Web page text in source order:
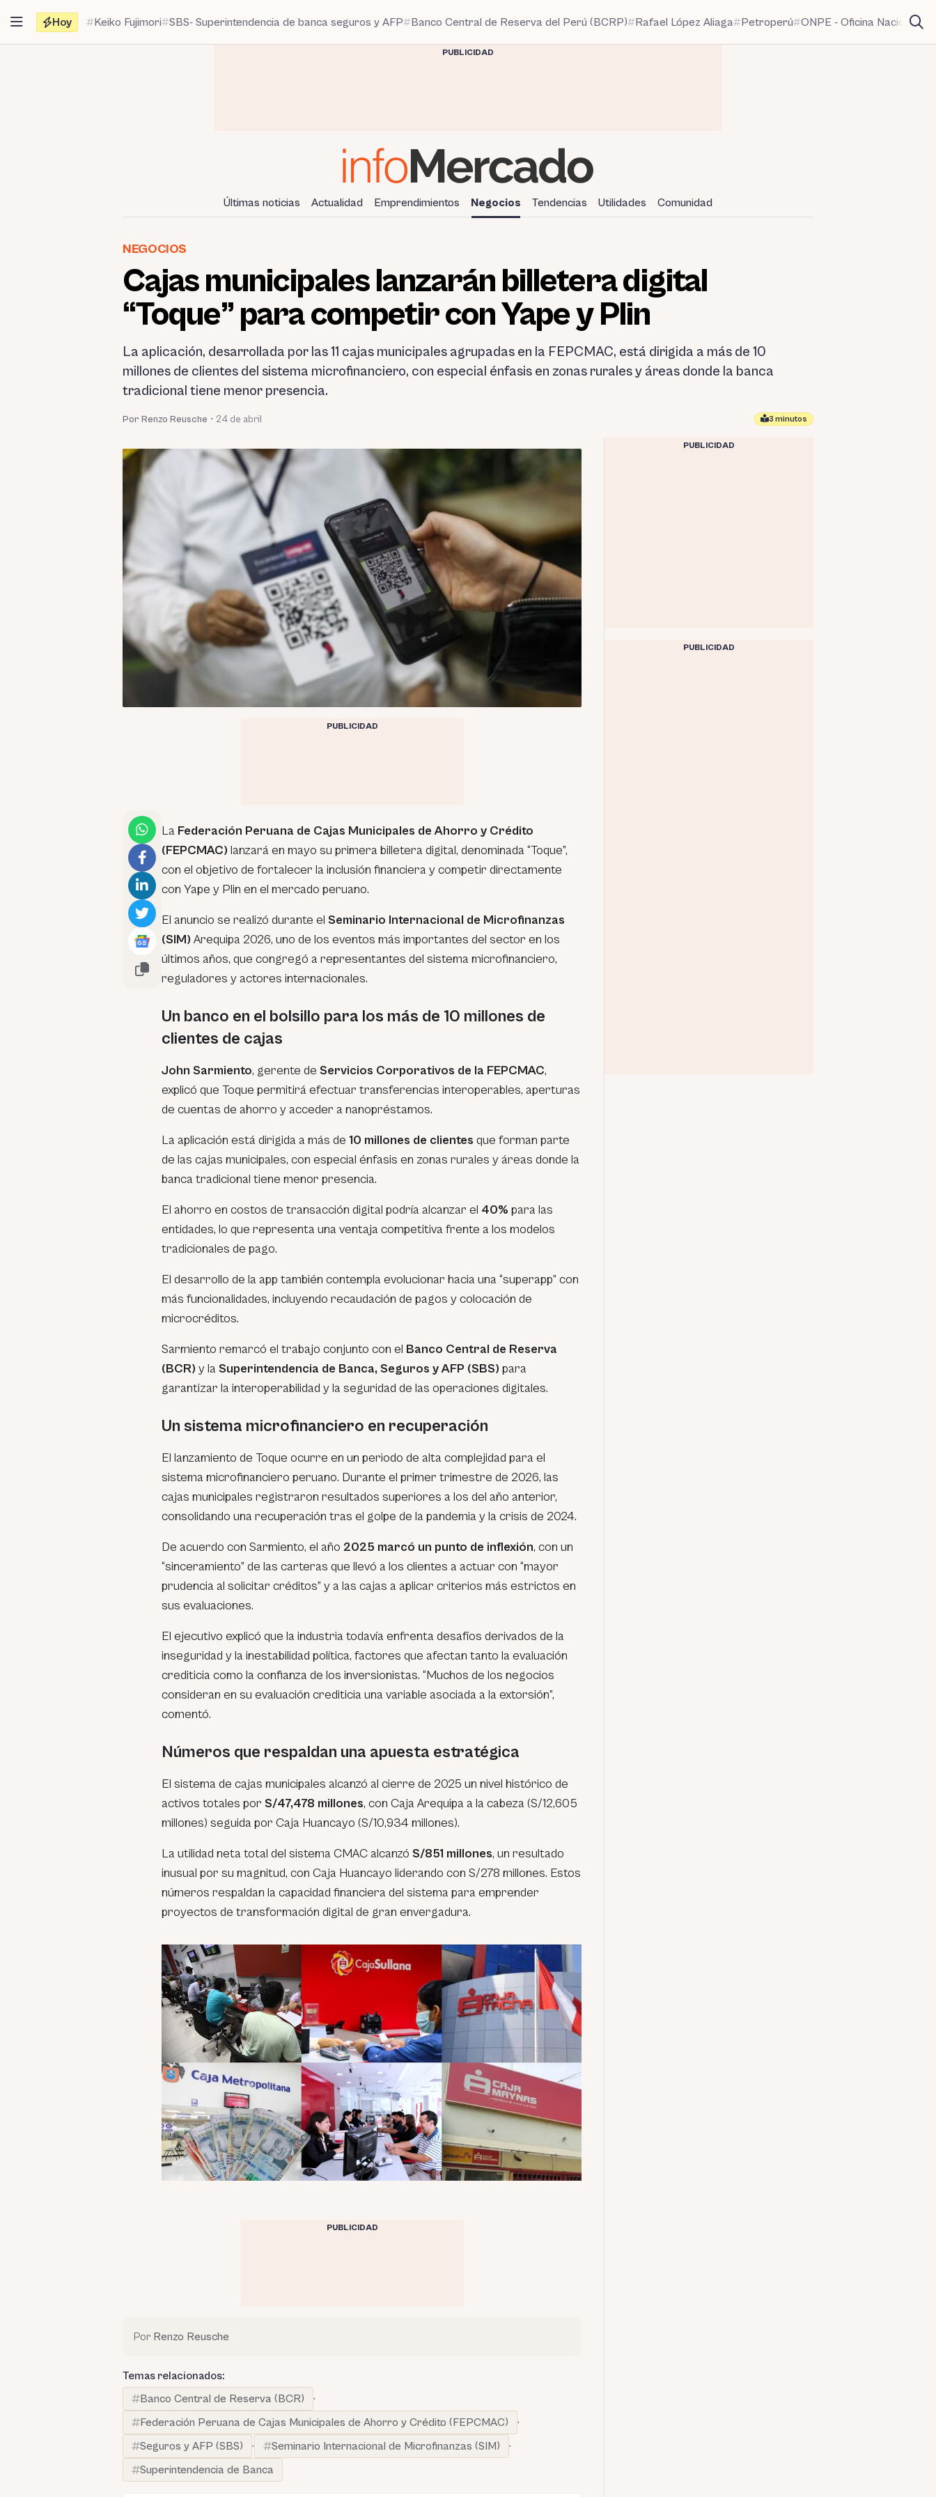
contenido
Hoy Keiko Fujimori SBS- Superintendencia de banca seguros y AFP Banco Central de Reserva del Perú (BCRP) Rafael López Aliaga Petroperú ONPE - Oficina Nacional
PUBLICIDAD
Últimas noticias Actualidad Emprendimientos Negocios Tendencias Utilidades Comunidad
NEGOCIOS
Cajas municipales lanzarán billetera digital
“Toque” para competir con Yape y Plin
La aplicación, desarrollada por las 11 cajas municipales agrupadas en la FEPCMAC, está dirigida a más de 10
millones de clientes del sistema microfinanciero, con especial énfasis en zonas rurales y áreas donde la banca
tradicional tiene menor presencia.
Por Renzo Reusche • 24 de abril 3 minutos
PUBLICIDAD
La Federación Peruana de Cajas Municipales de Ahorro y Crédito
(FEPCMAC) lanzará en mayo su primera billetera digital, denominada “Toque”,
con el objetivo de fortalecer la inclusión financiera y competir directamente
con Yape y Plin en el mercado peruano.
El anuncio se realizó durante el Seminario Internacional de Microfinanzas
(SIM) Arequipa 2026, uno de los eventos más importantes del sector en los
últimos años, que congregó a representantes del sistema microfinanciero,
reguladores y actores internacionales.
Un banco en el bolsillo para los más de 10 millones de
clientes de cajas
John Sarmiento, gerente de Servicios Corporativos de la FEPCMAC,
explicó que Toque permitirá efectuar transferencias interoperables, aperturas
de cuentas de ahorro y acceder a nanopréstamos.
La aplicación está dirigida a más de 10 millones de clientes que forman parte
de las cajas municipales, con especial énfasis en zonas rurales y áreas donde la
banca tradicional tiene menor presencia.
El ahorro en costos de transacción digital podría alcanzar el 40% para las
entidades, lo que representa una ventaja competitiva frente a los modelos
tradicionales de pago.
El desarrollo de la app también contempla evolucionar hacia una “superapp” con
más funcionalidades, incluyendo recaudación de pagos y colocación de
microcréditos.
Sarmiento remarcó el trabajo conjunto con el Banco Central de Reserva
(BCR) y la Superintendencia de Banca, Seguros y AFP (SBS) para
garantizar la interoperabilidad y la seguridad de las operaciones digitales.
Un sistema microfinanciero en recuperación
El lanzamiento de Toque ocurre en un periodo de alta complejidad para el
sistema microfinanciero peruano. Durante el primer trimestre de 2026, las
cajas municipales registraron resultados superiores a los del año anterior,
consolidando una recuperación tras el golpe de la pandemia y la crisis de 2024.
De acuerdo con Sarmiento, el año 2025 marcó un punto de inflexión, con un
“sinceramiento” de las carteras que llevó a los clientes a actuar con “mayor
prudencia al solicitar créditos” y a las cajas a aplicar criterios más estrictos en
sus evaluaciones.
El ejecutivo explicó que la industria todavía enfrenta desafíos derivados de la
inseguridad y la inestabilidad política, factores que afectan tanto la evaluación
crediticia como la confianza de los inversionistas. “Muchos de los negocios
consideran en su evaluación crediticia una variable asociada a la extorsión”,
comentó.
Números que respaldan una apuesta estratégica
El sistema de cajas municipales alcanzó al cierre de 2025 un nivel histórico de
activos totales por S/47,478 millones, con Caja Arequipa a la cabeza (S/12,605
millones) seguida por Caja Huancayo (S/10,934 millones).
La utilidad neta total del sistema CMAC alcanzó S/851 millones, un resultado
inusual por su magnitud, con Caja Huancayo liderando con S/278 millones. Estos
números respaldan la capacidad financiera del sistema para emprender
proyectos de transformación digital de gran envergadura.
PUBLICIDAD
Por Renzo Reusche
Temas relacionados:
Banco Central de Reserva (BCR)
·
Federación Peruana de Cajas Municipales de Ahorro y Crédito (FEPCMAC)
·
Seguros y AFP (SBS)
· Seminario Internacional de Microfinanzas (SIM)
·
Superintendencia de Banca
PUBLICIDAD
PUBLICIDAD